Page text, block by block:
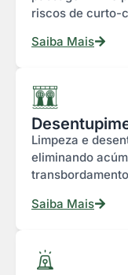
riscos de curto-
Saiba Mais
Limpeza e
eliminando
Saiba Mais